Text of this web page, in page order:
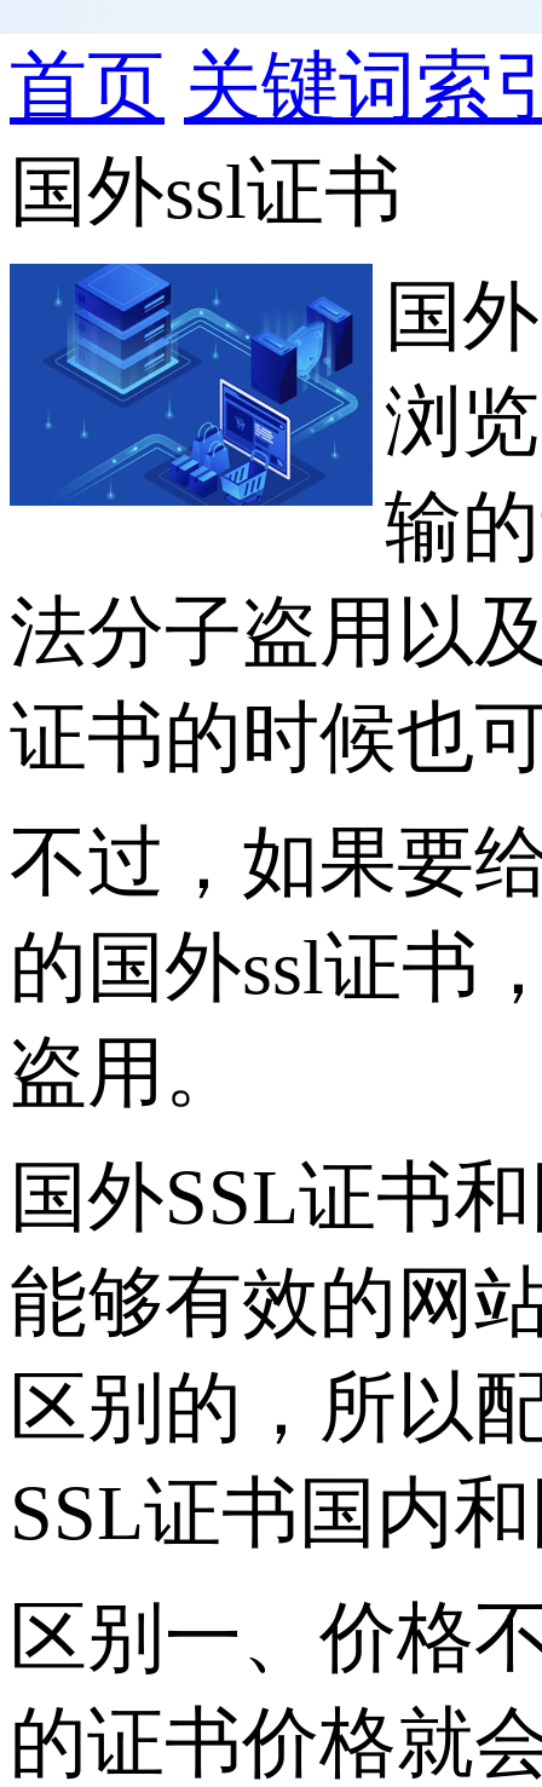
首页 关键词索
国外ssl证书
国
浏
输
法分子盗用以
证书的时候也
不过，如果要
的国外ssl证书
盗用。
国外SSL证书
能够有效的网
区别的，所以
SSL证书国内
区别一、价格
的证书价格就